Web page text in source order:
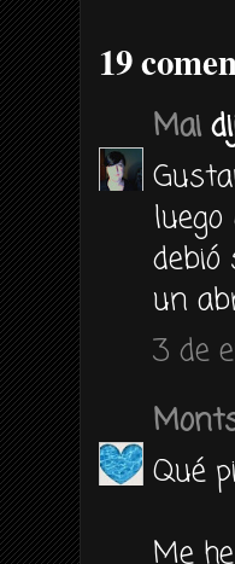
19
Mai
debió
un
3 de
Qué
Me